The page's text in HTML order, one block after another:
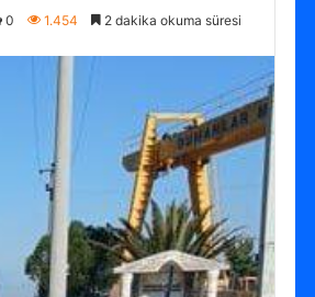
0 1.454 2 dakika okuma süresi